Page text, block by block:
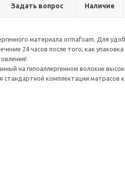
Задать вопрос Наличие
материала ormafoam. Для
24 часов после того, как
на гипоаллергенном волокне
стандартной комплектации матрасов